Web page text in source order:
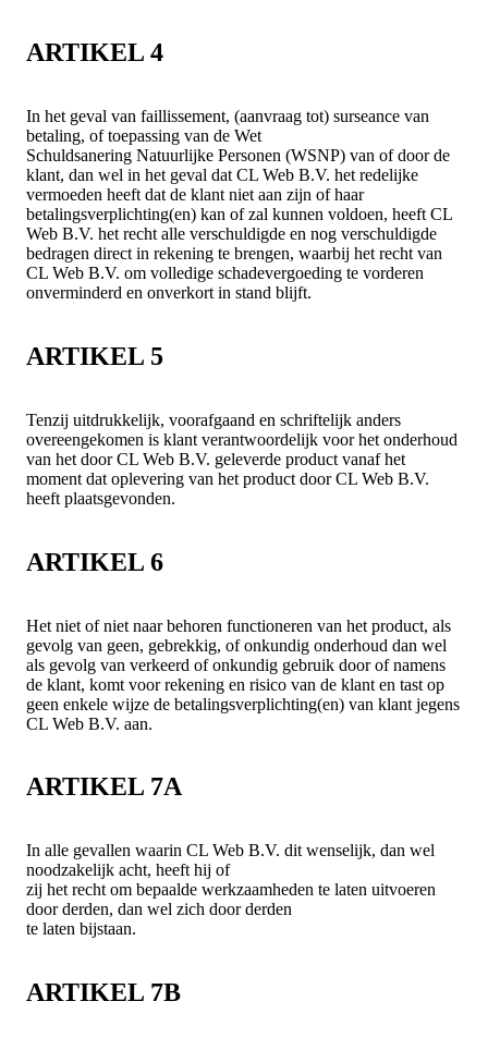
ARTIKEL 4
In het geval van faillissement, (aanvraag tot) surseance van
betaling, of toepassing van de Wet
Schuldsanering Natuurlijke Personen (WSNP) van of door de
klant, dan wel in het geval dat CL Web B.V. het redelijke
vermoeden heeft dat de klant niet aan zijn of haar
betalingsverplichting(en) kan of zal kunnen voldoen, heeft CL
Web B.V. het recht alle verschuldigde en nog verschuldigde
bedragen direct in rekening te brengen, waarbij het recht van
CL Web B.V. om volledige schadevergoeding te vorderen
onverminderd en onverkort in stand blijft.
ARTIKEL 5
Tenzij uitdrukkelijk, voorafgaand en schriftelijk anders
overeengekomen is klant verantwoordelijk voor het onderhoud
van het door CL Web B.V. geleverde product vanaf het
moment dat oplevering van het product door CL Web B.V.
heeft plaatsgevonden.
ARTIKEL 6
Het niet of niet naar behoren functioneren van het product, als
gevolg van geen, gebrekkig, of onkundig onderhoud dan wel
als gevolg van verkeerd of onkundig gebruik door of namens
de klant, komt voor rekening en risico van de klant en tast op
geen enkele wijze de betalingsverplichting(en) van klant jegens
CL Web B.V. aan.
ARTIKEL 7A
In alle gevallen waarin CL Web B.V. dit wenselijk, dan wel
noodzakelijk acht, heeft hij of
zij het recht om bepaalde werkzaamheden te laten uitvoeren
door derden, dan wel zich door derden
te laten bijstaan.
ARTIKEL 7B